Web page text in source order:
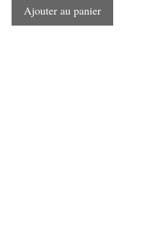
Ajouter au panier